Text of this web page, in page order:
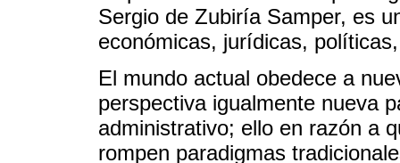
Sergio de Zubiría Samper, es
económicas, jurídicas,
El mundo actual obedece a
perspectiva igualmente nueva
administrativo; ello en razón a
rompen paradigmas